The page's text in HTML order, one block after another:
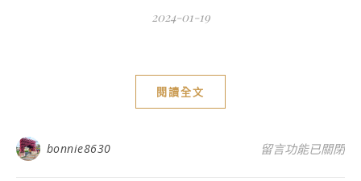
2024-01-19
閱讀全文
bonnie8630 在〈台中國家歌
留言功能已關閉